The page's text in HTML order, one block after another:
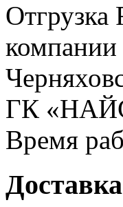
Отгрузка
компании
ГК
Время